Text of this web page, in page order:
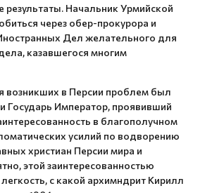
Начальник Урмийской
через обер-прокурора и
Дел желательного для
казавшегося многим
возникших в Персии проблем был
Государь Император, проявивший
в благополучном
усилий по водворению
христиан Персии мира и
этой заинтересованностью
с какой архимндрит Кирилл